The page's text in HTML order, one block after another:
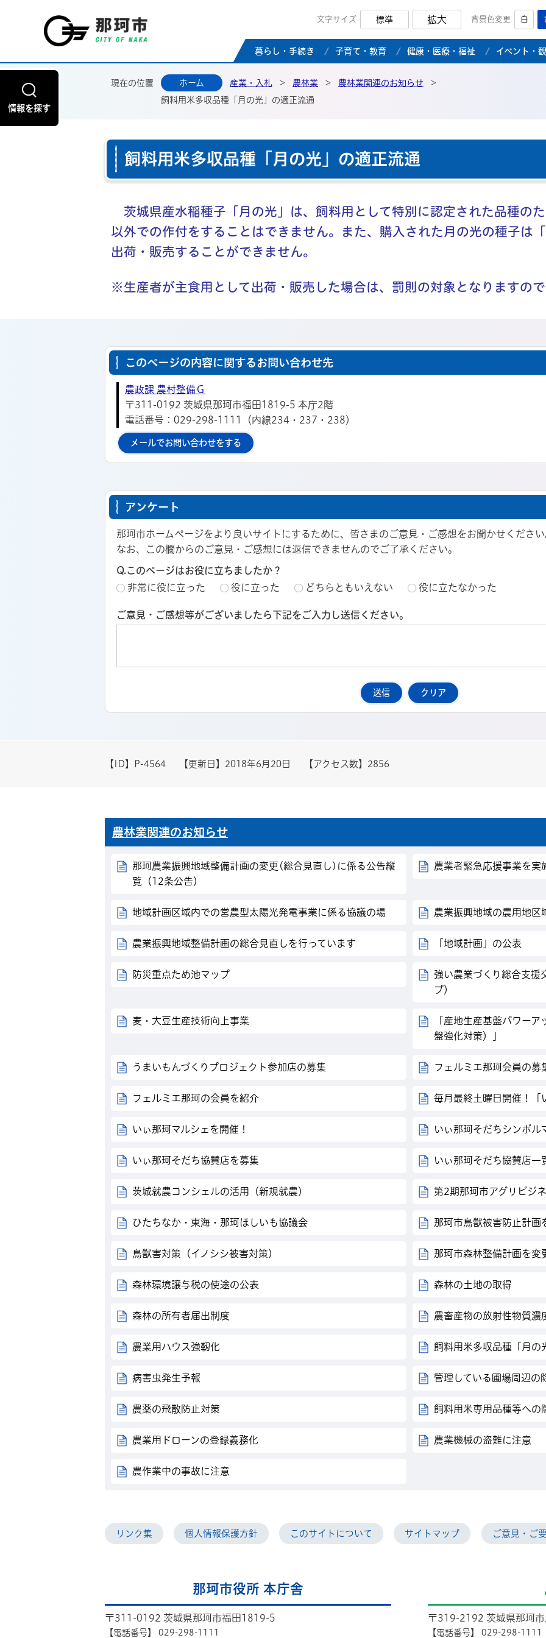
那珂市公式ホームページ
文字サイズ 標準 拡大 背景色変更 白
暮らし・手続き 子育て・教育 健康・医療・福祉 イベント・
情報を探す
現在の位置 ホーム 産業・入札 > 農林業 > 農林業関連のお知らせ
>
飼料用米多収品種「月の光」の適正流通
飼料用米多収品種「月の光」の適正流通
茨城県産水稲種子「月の光」は、飼料用として特別に認定された品種の
以外での作付をすることはできません。また、購入された月の光の種子は
出荷・販売することができません。
※生産者が主食用として出荷・販売した場合は、罰則の対象となりますの
このページの内容に関するお問い合わせ先
農政課 農村整備Ｇ
〒311-0192 茨城県那珂市福田1819-5 本庁2階
電話番号：029-298-1111（内線234・237・238）
メールでお問い合わせをする
アンケート
那珂市ホームページをより良いサイトにするために、皆さまのご意見・ご感想をお聞かせくださ
なお、この欄からのご意見・ご感想には返信できませんのでご了承ください。
Q.このページはお役に立ちましたか？
非常に役に立った
役に立った どちらともいえない 役に立たなかった
ご意見・ご感想等がございましたら下記をご入力し送信ください。
【ID】 P-4564 【更新日】 2018年6月20日 【アクセス数】 2856
農林業関連のお知らせ
那珂農業振興地域整備計画の変更(総合見直し)に係る公告縦
覧（12条公告）
農業者緊急応援事業を実
地域計画区域内での営農型太陽光発電事業に係る協議の場 農業振興地域の農用地区
農業振興地域整備計画の総合見直しを行っています 「地域計画」の公表
防災重点ため池マップ
強い農業づくり総合支援
プ）
麦・大豆生産技術向上事業
「産地生産基盤パワー
盤強化対策）」
うまいもんづくりプロジェクト参加店の募集 フェルミエ那珂会員の募
フェルミエ那珂の会員を紹介 毎月最終土曜日開催！「
いぃ那珂マルシェを開催！ いぃ那珂そだちシンボル
いぃ那珂そだち協賛店を募集 いぃ那珂そだち協賛店一
茨城就農コンシェルの活用（新規就農） 第2期那珂市アグリビジ
ひたちなか・東海・那珂ほしいも協議会 那珂市鳥獣被害防止計画
鳥獣害対策（イノシシ被害対策） 那珂市森林整備計画を変
森林環境譲与税の使途の公表 森林の土地の取得
森林の所有者届出制度 農畜産物の放射性物質濃
農業用ハウス強靭化 飼料用米多収品種「月の
病害虫発生予報 管理している圃場周辺の
農薬の飛散防止対策 飼料用米専用品種等への
農業用ドローンの登録義務化 農業機械の盗難に注意
農作業中の事故に注意
リンク集 個人情報保護方針 このサイトについて サイトマップ ご意見・ご
那珂市役所 本庁舎
〒311-0192 茨城県那珂市福田1819-5
【電話番号】 029-298-1111
〒319-2192 茨城県那珂
【電話番号】 029-298-1111